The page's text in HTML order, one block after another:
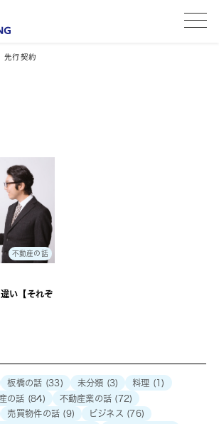
先行契約
不動産の話
い【それぞ
板橋の話 (33) 未分類 (3) 料理 (1)
の話 (84) 不動産業の話 (72)
売買物件の話 (9) ビジネス (76)